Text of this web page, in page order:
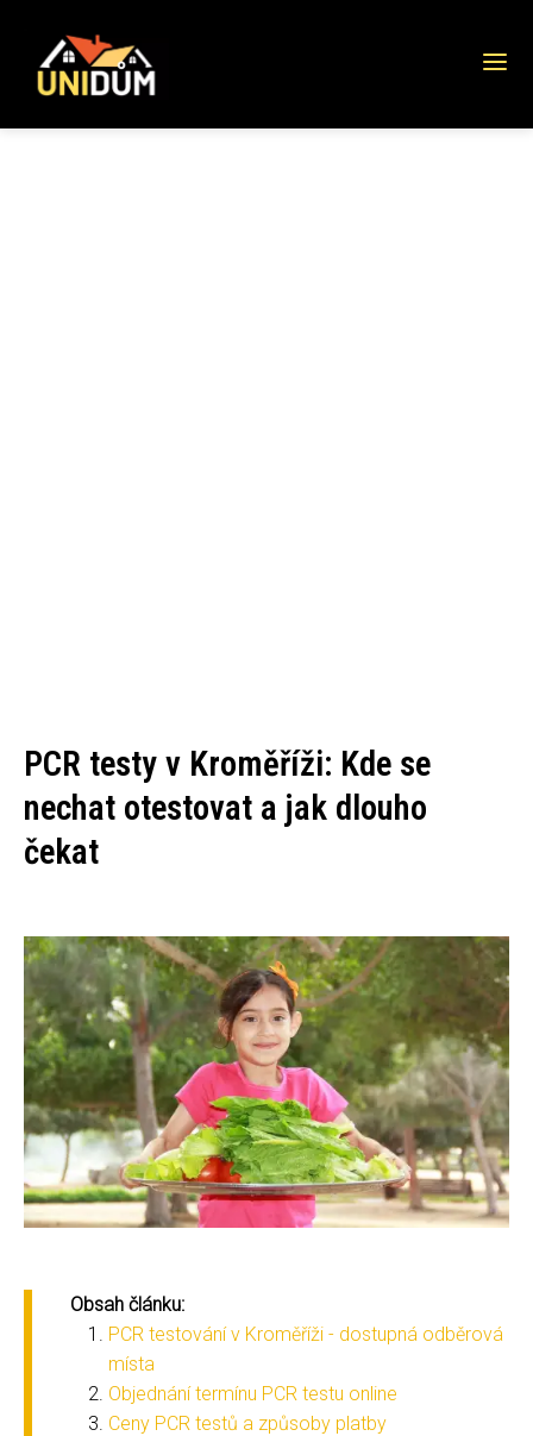
PCR testy v Kroměříži: Kde se
nechat otestovat a jak dlouho
čekat
Obsah článku:
PCR testování v Kroměříži - dostupná odběrová
místa
Objednání termínu PCR testu online
Ceny PCR testů a způsoby platby